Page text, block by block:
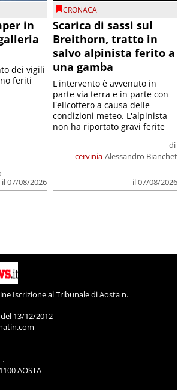
in
il 07/08/2026
dei vigili
feriti
CRONACA
Scarica di sassi sul
Breithorn, tratto in
salvo alpinista ferito a
una gamba
cervinia
di
Alessandro Bianchet
il 07/08/2026
L'intervento è avvenuto in
parte via terra e in parte con
l'elicottero a causa delle
condizioni meteo. L'alpinista
non ha riportato gravi ferite
Iscrizione al Tribunale di Aosta n.
13/12/2012
AOSTA